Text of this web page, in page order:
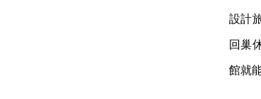
設計
回巢
館就